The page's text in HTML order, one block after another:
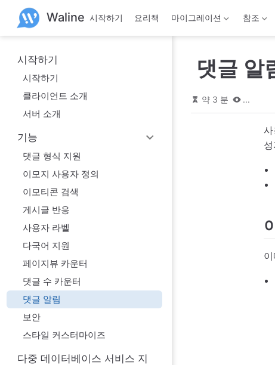
Waline 시작하기 요리책 마이그레이션 참조
시작하기
시작하기
클라이언트 소개
서버 소개
기능
댓글 형식 지원
이모지 사용자 정의
이모티콘 검색
게시글 반응
사용자 라벨
다국어 지원
페이지뷰 카운터
댓글 수 카운터
댓글 알림
보안
스타일 커스터마이즈
다중 데이터베이스 서비스 지
댓글 알
약 3 분 ...